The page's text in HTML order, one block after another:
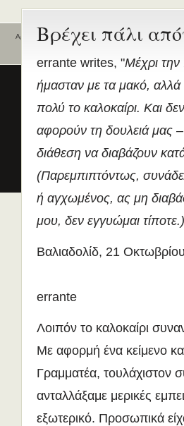
Βρέχει πάλι
errante writes, "Μέχρι
ήμασταν με τα μακό, αλλά
πολύ το καλοκαίρι. Και
αφορούν τη δουλειά μας
διάθεση να διαβάζουν
(Παρεμπιπτόντως,
ή αγχωμένος, ας μη
μου, δεν εγγυώμαι τίποτε.)
Βαλιαδολίδ, 21
errante
Λοιπόν το καλοκαίρι
Με αφορμή ένα κείμενο
Γραμματέα, τουλάχιστον
ανταλλάξαμε μερικές
εξωτερικό. Προσωπικά
Αρχική
Ποιοι είναι εδώ
2 επισκέπτες